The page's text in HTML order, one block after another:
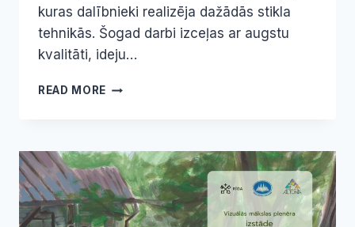
kuras dalībnieki realizēja dažādās stikla
tehnikās. Šogad darbi izceļas ar augstu
kvalitāti, ideju…
READ MORE NOSKAIDROTI
JAUNIEŠU
STIKLA
MĀKSLAS
KONKURSA-
IZSTĀDES